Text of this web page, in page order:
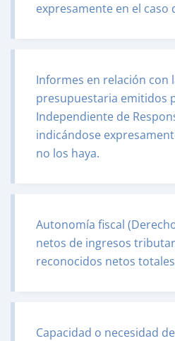
expresamente en el caso
Informes en relación con
presupuestaria emitidos
Independiente de
indicándose
no los haya.
Autonomía fiscal
netos de ingresos
reconocidos netos
Capacidad o necesidad